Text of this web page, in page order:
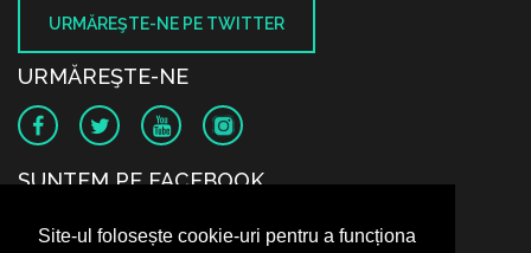
Site-ul folosește cookie-uri pentru a funcționa
URMĂREŞTE-NE PE TWITTER
URMĂREŞTE-NE
SUNTEM PE FACEBOOK